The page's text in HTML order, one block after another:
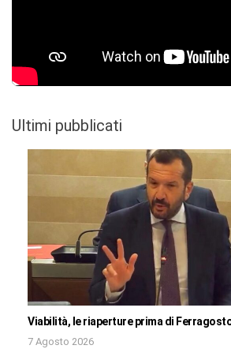
Ultimi pubblicati
Viabilità, le riaperture prima di
7 Agosto 2026